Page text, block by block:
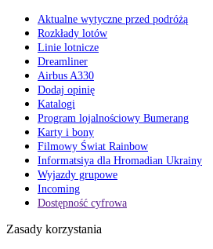
Aktualne wytyczne przed podróżą
Rozkłady lotów
Linie lotnicze
Dreamliner
Airbus A330
Dodaj opinię
Katalogi
Program lojalnościowy Bumerang
Karty i bony
Filmowy Świat Rainbow
Informatsiya dla Hromadian Ukrainy
Wyjazdy grupowe
Incoming
Dostępność cyfrowa
Zasady korzystania